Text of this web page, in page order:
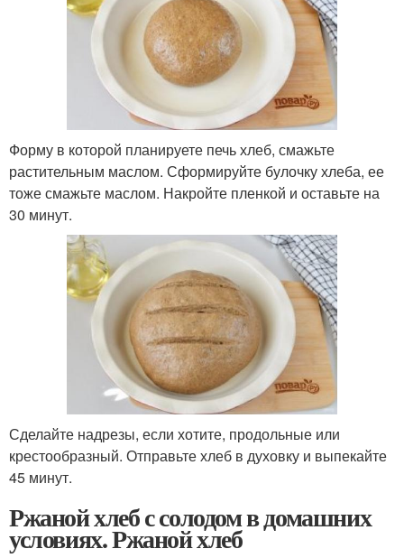
Форму в которой планируете печь хлеб, смажьте
растительным маслом. Сформируйте булочку хлеба, ее
тоже смажьте маслом. Накройте пленкой и оставьте на
30 минут.
Сделайте надрезы, если хотите, продольные или
крестообразный. Отправьте хлеб в духовку и выпекайте
45 минут.
Ржаной хлеб с солодом в домашних
условиях. Ржаной хлеб